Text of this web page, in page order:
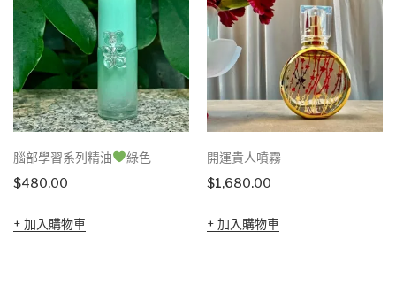
腦部學習系列精油
綠色
$480.00
加入購物車
開運貴人噴霧
$1,680.00
加入購物車